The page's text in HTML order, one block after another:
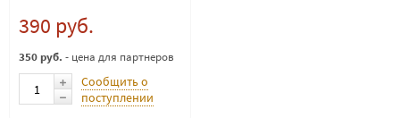
390 руб.
350 руб. - цена для партнеров
Сообщить о
поступлении